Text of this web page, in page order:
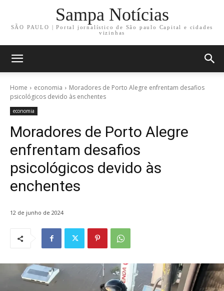
Sampa Notícias
SÃO PAULO | Portal jornalístico de São paulo Capital e cidades
vizinhas
Home economia
Moradores de Porto Alegre enfrentam desafios
psicológicos devido às enchentes
economia
Moradores de Porto Alegre
enfrentam desafios
psicológicos devido às
enchentes
12 de junho de 2024